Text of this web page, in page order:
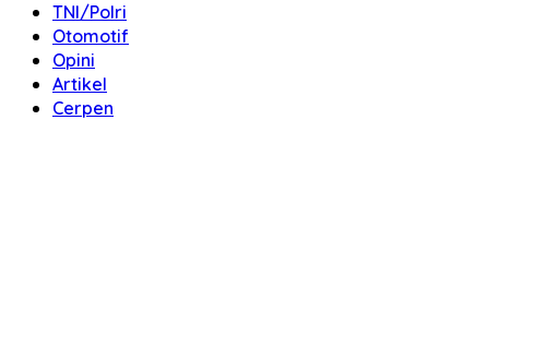
TNI/Polri
Otomotif
Opini
Artikel
Cerpen